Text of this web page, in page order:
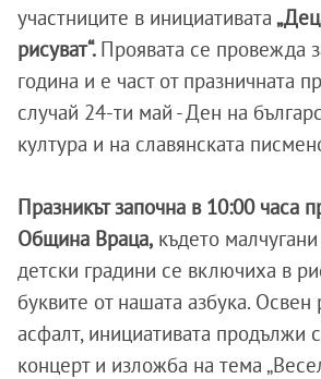
участниците в инициативата
рисуват“. Проявата се провежда
година и е част от празничната
случай 24-ти май - Ден на
култура и на славянската
Празникът започна в 10:00 часа
Община Враца, където
детски градини се включиха в
буквите от нашата азбука. Освен
асфалт, инициативата продължи
концерт и изложба на тема